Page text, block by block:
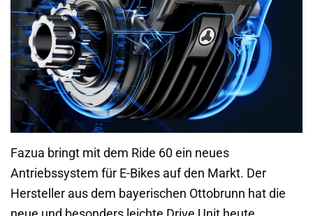
Fazua bringt mit dem Ride 60 ein neues
Antriebssystem für E-Bikes auf den Markt. Der
Hersteller aus dem bayerischen Ottobrunn hat die